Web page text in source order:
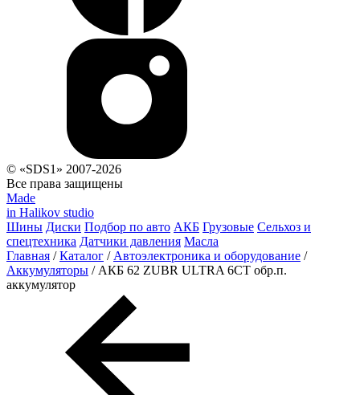
© «SDS1» 2007-2026
Все права защищены
Made
in Halikov studio
Шины Диски Подбор по авто АКБ Грузовые Сельхоз и
спецтехника Датчики давления Масла
Главная / Каталог / Автоэлектроника и оборудование /
Аккумуляторы / АКБ 62 ZUBR ULTRA 6СТ обр.п.
аккумулятор